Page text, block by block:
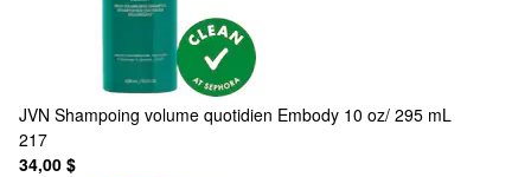
JVN Shampoing volume quotidien Embody 10 oz/ 295 mL
217
34,00 $